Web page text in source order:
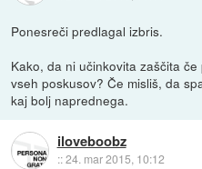
Ponesreči predlagal izbris.
Kako, da ni učinkovita zaščita
vseh poskusov? Če misliš, da
kaj bolj naprednega.
iloveboobz
::24. mar 2015, 10:12